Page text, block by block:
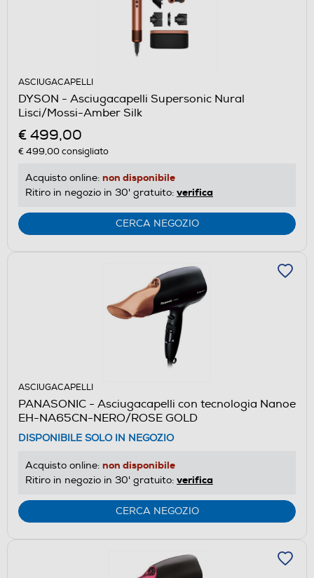
ASCIUGACAPELLI
DYSON - Asciugacapelli Supersonic Nural
Lisci/Mossi-Amber Silk
€ 499,00
€ 499,00consigliato
Acquisto online: non disponibile
Ritiro in negozio in 30' gratuito: verifica
CERCA NEGOZIO
ASCIUGACAPELLI
PANASONIC - Asciugacapelli con tecnologia Nanoe
EH-NA65CN-NERO/ROSE GOLD
DISPONIBILE SOLO IN NEGOZIO
Acquisto online: non disponibile
Ritiro in negozio in 30' gratuito: verifica
CERCA NEGOZIO